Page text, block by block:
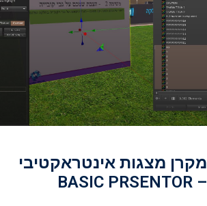
מקרן מצגות אינטראקטיבי
– BASIC PRSENTOR